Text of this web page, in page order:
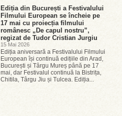
Ediția din București a Festivalului
Filmului European se încheie pe
17 mai cu proiecția filmului
românesc „De capul nostru”,
regizat de Tudor Cristian Jurgiu
15 Mai 2026
Ediția aniversară a Festivalului Filmului
European își continuă edițiile din Arad,
București și Târgu Mureș până pe 17
mai, dar Festivalul continuă la Bistrița,
Chitila, Târgu Jiu și Tulcea. Ediția...